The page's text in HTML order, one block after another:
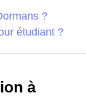
?
étudiant ?
à